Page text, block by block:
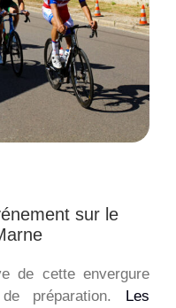
sur le
de cette envergure
préparation. Les